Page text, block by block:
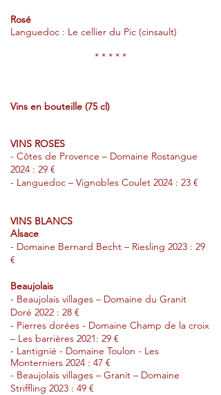
Rosé
Languedoc : Le cellier du Pic (cinsault)
* * * * *
Vins en bouteille (75 cl)
VINS ROSES
- Côtes de Provence – Domaine Rostangue
2024 : 29 €
- Languedoc – Vignobles Coulet 2024 : 23 €
VINS BLANCS
Alsace
- Domaine Bernard Becht – Riesling 2023 : 29
€
Beaujolais
- Beaujolais villages – Domaine du Granit
Doré 2022 : 28 €
- Pierres dorées - Domaine Champ de la croix
– Les barrières 2021: 29 €
- Lantignié - Domaine Toulon - Les
Monterniers 2024 : 47 €
- Beaujolais villages – Granit – Domaine
Striffling 2023 : 49 €